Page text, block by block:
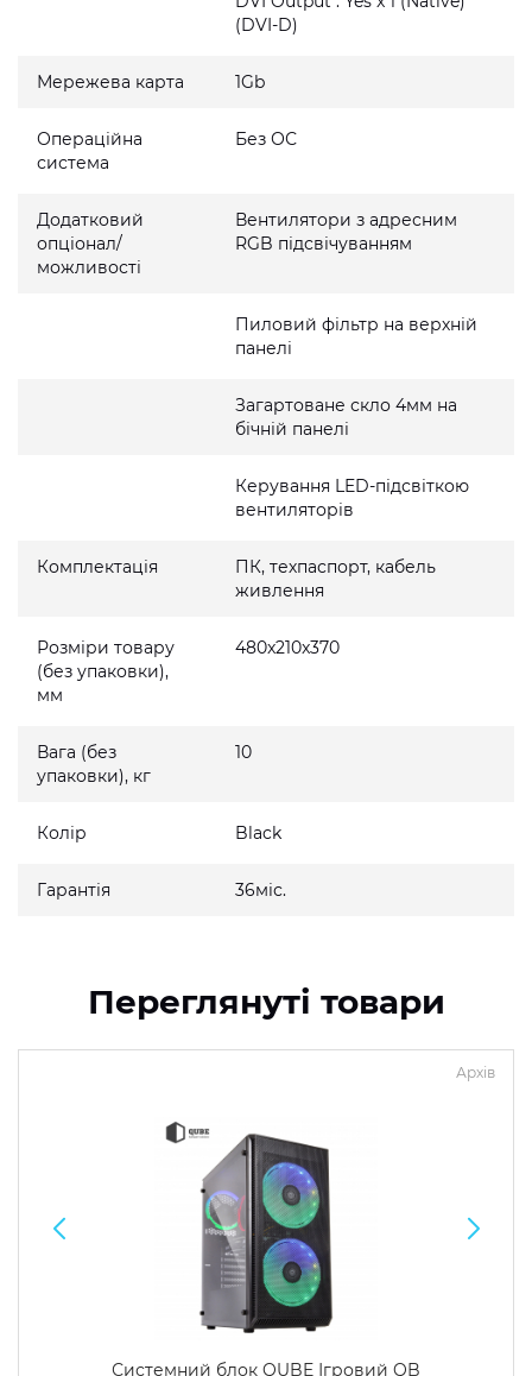
(DVI-D)
Мережева карта 1Gb
Операційна
система
Без ОС
Додатковий
опціонал/
можливості
Вентилятори з адресним
RGB підсвічуванням
Пиловий фільтр на верхній
панелі
Загартоване скло 4мм на
бічній панелі
Керування LED-підсвіткою
вентиляторів
Комплектація
ПК, техпаспорт, кабель
живлення
Розміри товару
(без упаковки),
мм
480x210x370
Вага (без
упаковки), кг
10
Колір Black
Гарантія 36міс.
Переглянуті товари
Архів
Системний блок QUBE Ігровий QB